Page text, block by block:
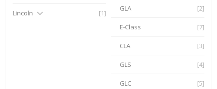
Lincoln [1]
GLA [2]
E-Class [7]
CLA [3]
GLS [4]
GLC [5]